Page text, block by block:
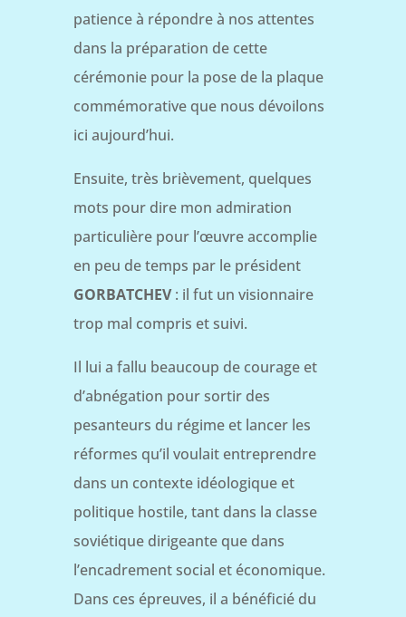
patience à répondre à nos attentes
dans la préparation de cette
cérémonie pour la pose de la plaque
commémorative que nous dévoilons
ici aujourd’hui.
Ensuite, très brièvement, quelques
mots pour dire mon admiration
particulière pour l’œuvre accomplie
en peu de temps par le président
GORBATCHEV: il fut un visionnaire
trop mal compris et suivi.
Il lui a fallu beaucoup de courage et
d’abnégation pour sortir des
pesanteurs du régime et lancer les
réformes qu’il voulait entreprendre
dans un contexte idéologique et
politique hostile, tant dans la classe
soviétique dirigeante que dans
l’encadrement social et économique.
Dans ces épreuves, il a bénéficié du